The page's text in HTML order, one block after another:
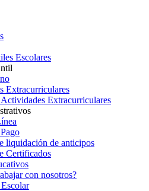
Escolares
Extracurriculares
Extracurriculares
liquidación de anticipos
Certificados
con nosotros?